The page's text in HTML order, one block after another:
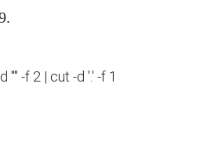
-f 2 | cut -d '.' -f 1